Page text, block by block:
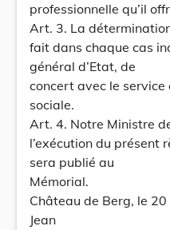
professionnelle qu’il
Art. 3. La
fait dans chaque cas
général d’Etat, de
concert avec le service
sociale.
Art. 4. Notre Ministre
l’exécution du présent
sera publié au
Mémorial.
Château de Berg, le
Jean